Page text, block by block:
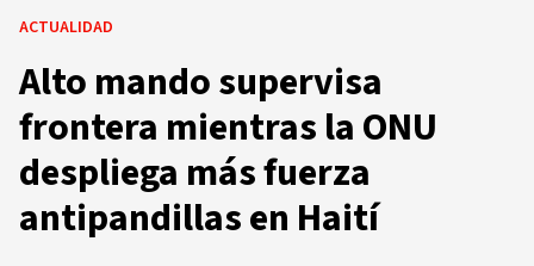
ACTUALIDAD
Alto mando supervisa
frontera mientras la ONU
despliega más fuerza
antipandillas en Haití